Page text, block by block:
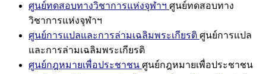
ศูนย์ทดสอบทางวิชาการแห่งจุฬาฯ ศูนย์ทดสอบทาง
วิชาการแห่งจุฬาฯ
ศูนย์การแปลและการล่ามเฉลิมพระเกียรติ ศูนย์การแปล
และการล่ามเฉลิมพระเกียรติ
ศูนย์กฎหมายเพื่อประชาชน ศูนย์กฎหมายเพื่อประชาชน